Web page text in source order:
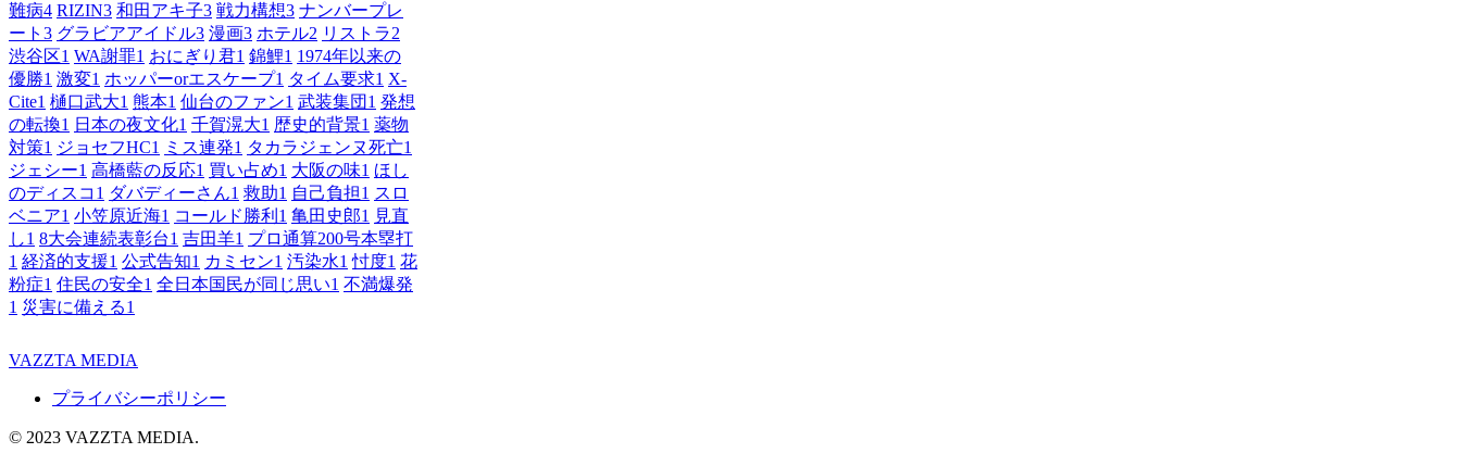
難病4 RIZIN3 和田アキ子3 戦力構想3 ナンバープレ
ート 3 グラビアアイドル3 漫画3 ホテル2 リストラ2
渋谷区1 WA謝罪1 おにぎり君1 錦鯉1 1974年以来の
優勝1 激変1 ホッパーorエスケープ1 タイム要求1 X-
Cite1 樋口武大1 熊本1 仙台のファン1 武装集団 1 発想
の転換1 日本の夜文化1 千賀滉大1 歴史的背景1 薬物
対策1 ジョセフHC1 ミス連発1 タカラジェンヌ死亡1
ジェシー1 高橋藍の反応1 買い占め1 大阪の味1 ほし
のディスコ 1 ダバディーさん1 救助1 自己負担1 スロ
ベニア1 小笠原近海1 コールド勝利 1 亀田史郎1 見直
し1 8大会連続表彰台1 吉田羊1 プロ通算200号本塁打
1 経済的支援1 公式告知1 カミセン1 汚染水1 忖度1 花
粉症1 住民の安全1 全日本国民が同じ思い1 不満爆発
1 災害に備える1
VAZZTA MEDIA
プライバシーポリシー
© 2023 VAZZTA MEDIA.